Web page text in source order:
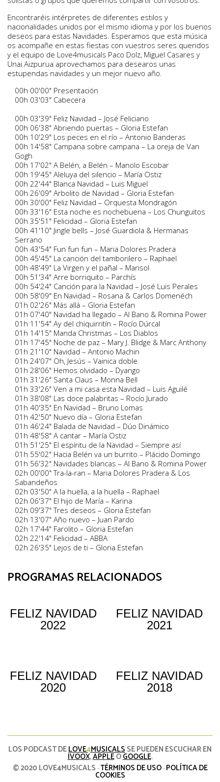
Encontraréis intérpretes de diferentes estilos y
nacionalidades unidos por el mismo idioma y por los buenos
deseos para estas Navidades. Esperamos que esta música
os acompañe en estas fiestas con vuestros seres queridos
y el equipo de Love4musicals Paco Dolz, Miguel Casares y
Unai Aizpurua aprovechamos para desearos unas
estupendas navidades y un mejor nuevo año.
00h 00'00" Presentación
00h 03'03" Cabecera
00h 03'39" Feliz Navidad – José Feliciano
00h 06'38" Abriendo puertas – Gloria Estefan
00h 10'29" Los peces en el río – Antonio Banderas
00h 14'58" Campana sobre campana – La oreja de Van
Gogh
00h 17'02" A Belén, a Belén – Manolo Escobar
00h 19'45" Aleluya del silencio – María Ostiz
00h 22'44" Blanca Navidad – Luis Miguel
00h 26'09" Arbolito de Navidad – Gloria Estefan
00h 30'00" Feliz Navidad – Orquesta Mondragón
00h 33'16" Esta noche es nochebuena – Los Chunguitos
00h 35'51" Felicidad – Gloria Estefan
00h 41'10" Jingle bells – José Guardiola & Hermanas
Serrano
00h 43'54" Fun fun fun – Maria Dolores Pradera
00h 45'45" La canción del tamborilero – Raphael
00h 48'49" La Virgen y el pañal – Marisol
00h 51'34" Arre borriquito – Parchís
00h 54'24" Canción para la Navidad – José Luis Perales
00h 58'09" En Navidad – Rosana & Carlos Domenéch
01h 02'26" Más allá – Gloria Estefan
01h 07'40" Navidad ha llegado – Al Bano & Romina Power
01h 11'54" Ay del chiquirritín – Rocío Dúrcal
01h 14'15" Manda Christmas – Los Diablos
01h 17'45" Noche de paz – Mary J. Blidge & Marc Anthony
01h 21'10" Navidad – Antonio Machin
01h 24'07" Oh, Jesús – Vainica doble
01h 28'06" Hemos olvidado – Dyango
01h 31'26" Santa Claus – Monna Bell
01h 33'26" Ven a mi casa esta Navidad – Luis Aguilé
01h 38'08" Las doce palabritas – Rocío Jurado
01h 40'35" En Navidad – Bruno Lomas
01h 42'50" Nuevo día – Gloria Estefan
01h 46'24" Balada de Navidad – Dúo Dinámico
01h 48'58" A cantar – María Ostiz
01h 51'25" El espíritu de la Navidad – Siempre así
01h 55'02" Hacia Belén va un burrito – Plácido Domingo
01h 56'32" Navidades blancas – Al Bano & Romina Power
02h 00'00" Tra-la-ran – Maria Dolores Pradera & Los
Sabandeños
02h 03'50" A la huella, a la huella – Raphael
02h 06'37" El hijo de María – Karina
02h 09'37" Tres deseos – Gloria Estefan
02h 13'07" Año nuevo – Juan Pardo
02h 17'44" Farolito – Gloria Estefan
02h 22'14" Felicidad – ABBA
02h 26'35" Lejos de ti – Gloria Estefan
PROGRAMAS RELACIONADOS
FELIZ NAVIDAD
2022
FELIZ NAVIDAD
2021
FELIZ NAVIDAD
2020
FELIZ NAVIDAD
2018
LOS PODCAST DELOVE4MUSICALSSE PUEDEN ESCUCHAR EN
IVOOX,APPLEOGOOGLE.
© 2020 LOVE4MUSICALS ·TÉRMINOS DE USO·POLÍTICA DE
COOKIES